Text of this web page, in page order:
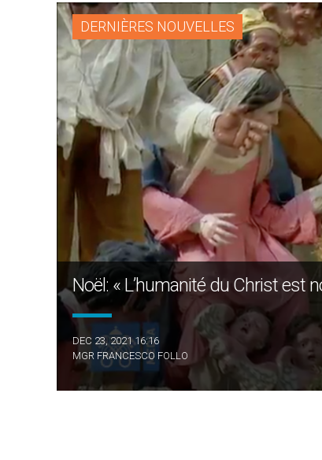
DERNIÈRES NOUVELLES
Noël: « L’humanité du Christ est
DEC 23, 2021 16:16
MGR FRANCESCO FOLLO